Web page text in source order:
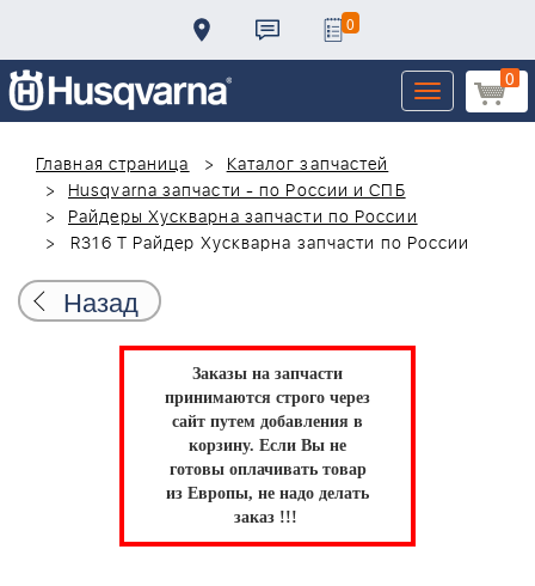
0
0
Toggle
navigation
Главная страница
Каталог запчастей
Husqvarna запчасти - по России и СПБ
Райдеры Хускварна запчасти по России
R316 T Райдер Хускварна запчасти по России
Назад
Заказы на запчасти
принимаются строго через
сайт путем добавления в
корзину. Если Вы не
готовы оплачивать товар
из Европы, не надо делать
заказ !!!